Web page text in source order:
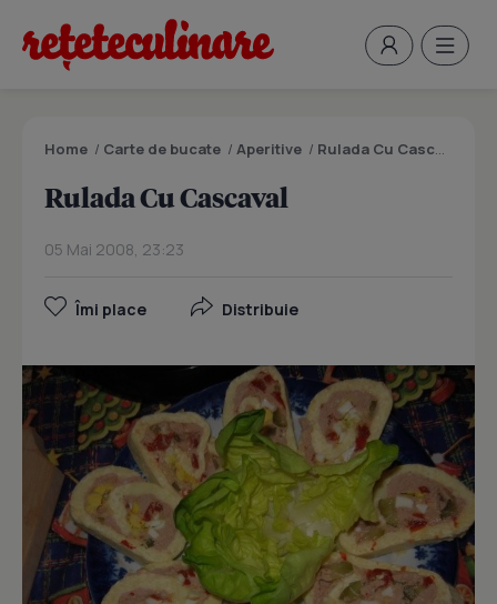
Home / Carte de bucate / Aperitive / Rulada Cu Cascaval
Rulada Cu Cascaval
05 Mai 2008, 23:23
Îmi place Distribuie